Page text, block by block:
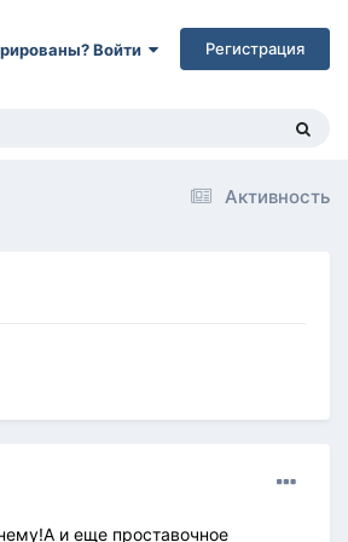
Войти Регистрация
Активность
и еще проставочное